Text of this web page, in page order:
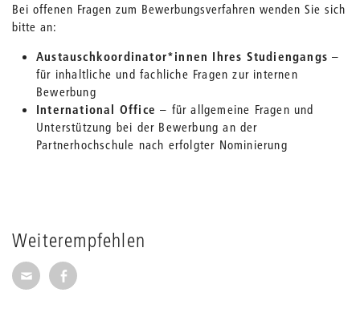
Weiterempfehlen
Seite per E-Mail weiterempfehlen
Seite auf Facebook weiterempfehlen
Bei offenen Fragen zum Bewerbungsverfahren wenden Sie sich
bitte an:
Austauschkoordinator*innen Ihres Studiengangs –
für inhaltliche und fachliche Fragen zur internen
Bewerbung
International Office – für allgemeine Fragen und
Unterstützung bei der Bewerbung an der
Partnerhochschule nach erfolgter Nominierung